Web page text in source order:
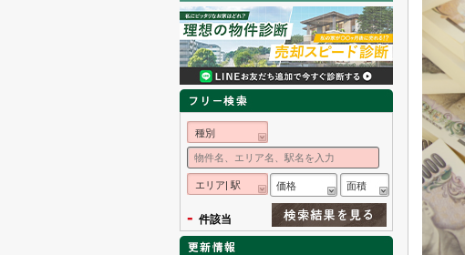
種別
エリア| 駅 価格 面積
- 件該当